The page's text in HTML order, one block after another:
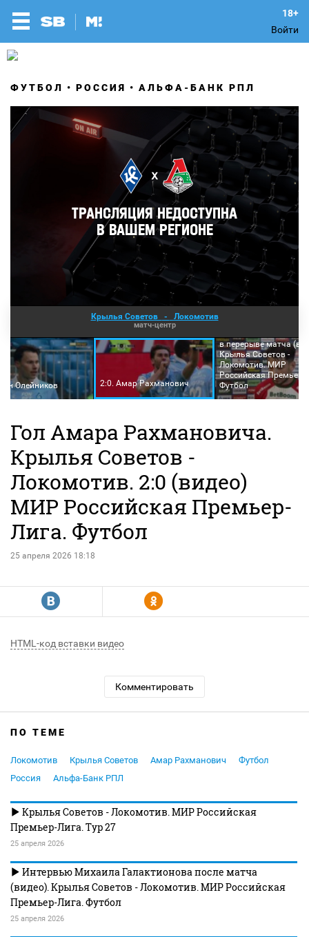
Войти
ФУТБОЛ РОССИЯ АЛЬФА-БАНК РПЛ
Крылья Советов - Локомотив
матч-центр
Олейников 2:0. Амар Рахманович
в перерыве матча
Крылья Советов -
Локомотив. МИР
Российская Премьер-
Футбол
Гол Амара Рахмановича.
Крылья Советов -
Локомотив. 2:0 (видео)
МИР Российская Премьер-
Лига. Футбол
25 апреля 2026 18:18
R Y
HTML-код вставки видео
Комментировать
ПО ТЕМЕ
Локомотив Крылья Советов Амар Рахманович
Футбол
Россия
Альфа-Банк РПЛ
Крылья Советов - Локомотив. МИР Российская
Премьер-Лига. Тур 27
25 апреля 2026
Интервью Михаила Галактионова после матча
(видео). Крылья Советов - Локомотив. МИР Российская
Премьер-Лига. Футбол
25 апреля 2026